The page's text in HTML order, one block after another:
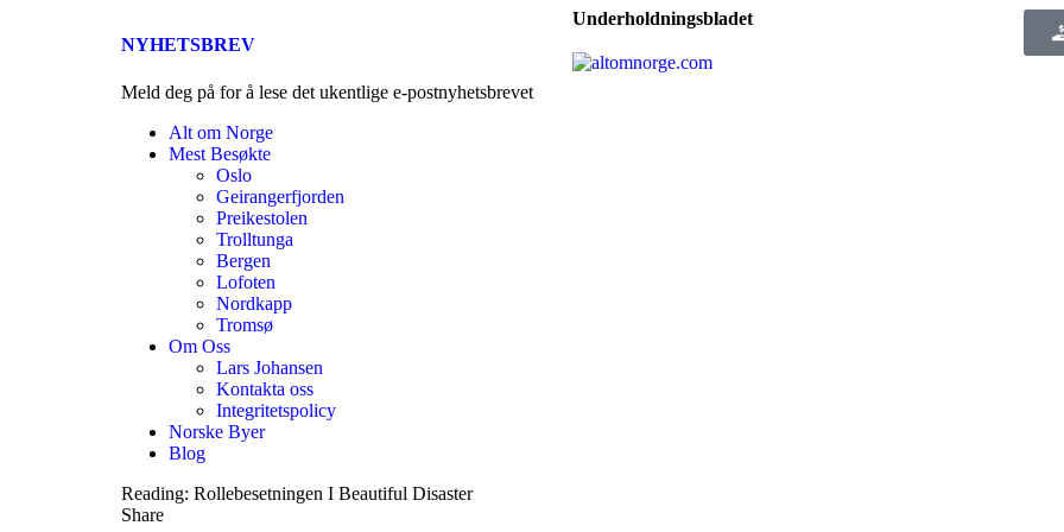
NYHETSBREV
Meld deg på for å lese det ukentlige e-postnyhetsbrevet
Underholdningsbladet
Alt om Norge
Mest Besøkte
Oslo
Geirangerfjorden
Preikestolen
Trolltunga
Bergen
Lofoten
Nordkapp
Tromsø
Om Oss
Lars Johansen
Kontakta oss
Integritetspolicy
Norske Byer
Blog
Reading: Rollebesetningen I Beautiful Disaster
Share